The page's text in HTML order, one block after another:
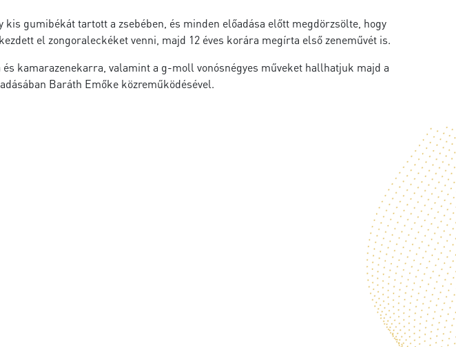
kis gumibékát tartott a zsebében, és minden előadása előtt megdörzsölte, hogy
el zongoraleckéket venni, majd 12 éves korára megírta első zeneművét is.
kamarazenekarra, valamint a g-moll vonósnégyes műveket hallhatjuk majd a
Baráth Emőke közreműködésével.